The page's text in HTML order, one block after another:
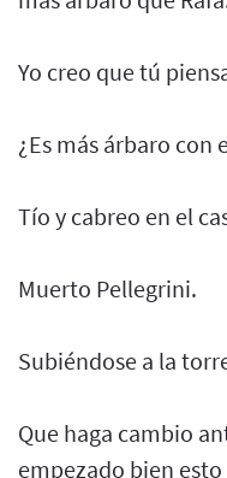
Yo creo que tú
¿Es más árbaro con
Tío y cabreo en el
Muerto Pellegrini.
Subiéndose a la
Que haga cambio
empezado bien